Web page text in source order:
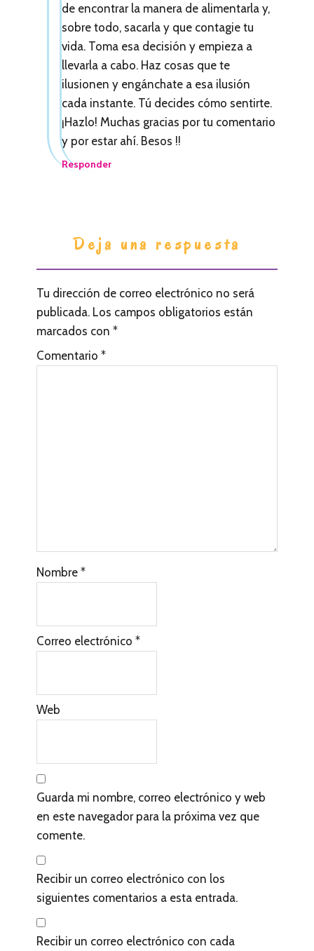
de encontrar la manera de alimentarla y,
sobre todo, sacarla y que contagie tu
vida. Toma esa decisión y empieza a
llevarla a cabo. Haz cosas que te
ilusionen y engánchate a esa ilusión
cada instante. Tú decides cómo sentirte.
¡Hazlo! Muchas gracias por tu comentario
y por estar ahí. Besos !!
Responder
Deja una respuesta
Tu dirección de correo electrónico no será
publicada. Los campos obligatorios están
marcados con*
Comentario*
Nombre*
Correo electrónico*
Web
Guarda mi nombre, correo electrónico y web
en este navegador para la próxima vez que
comente.
Recibir un correo electrónico con los
siguientes comentarios a esta entrada.
Recibir un correo electrónico con cada